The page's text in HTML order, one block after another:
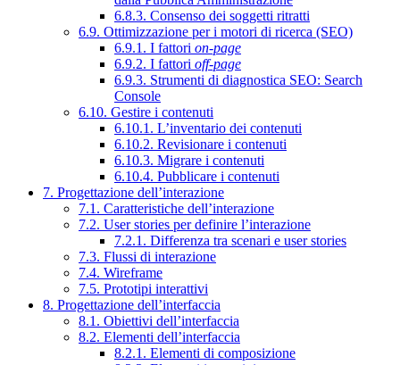
6.8.3. Consenso dei soggetti ritratti
6.9. Ottimizzazione per i motori di ricerca (SEO)
6.9.1. I fattori on-page
6.9.2. I fattori off-page
6.9.3. Strumenti di diagnostica SEO: Search
Console
6.10. Gestire i contenuti
6.10.1. L’inventario dei contenuti
6.10.2. Revisionare i contenuti
6.10.3. Migrare i contenuti
6.10.4. Pubblicare i contenuti
7. Progettazione dell’interazione
7.1. Caratteristiche dell’interazione
7.2. User stories per definire l’interazione
7.2.1. Differenza tra scenari e user stories
7.3. Flussi di interazione
7.4. Wireframe
7.5. Prototipi interattivi
8. Progettazione dell’interfaccia
8.1. Obiettivi dell’interfaccia
8.2. Elementi dell’interfaccia
8.2.1. Elementi di composizione